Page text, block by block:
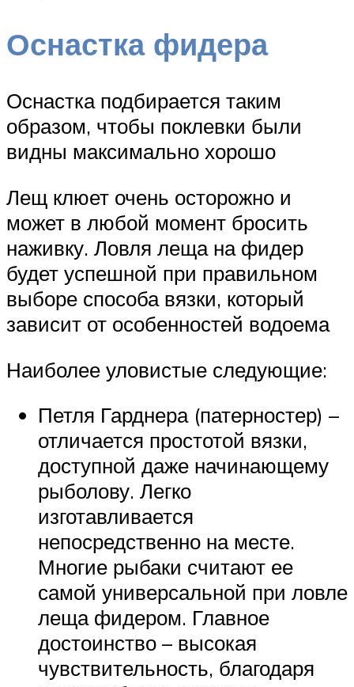
Оснастка фидера
Оснастка подбирается таким
образом, чтобы поклевки были
видны максимально хорошо
Лещ клюет очень осторожно и
может в любой момент бросить
наживку. Ловля леща на фидер
будет успешной при правильном
выборе способа вязки, который
зависит от особенностей водоема
Наиболее уловистые следующие:
Петля Гарднера (патерностер) –
отличается простотой вязки,
доступной даже начинающему
рыболову. Легко
изготавливается
непосредственно на месте.
Многие рыбаки считают ее
самой универсальной при ловле
леща фидером. Главное
достоинство – высокая
чувствительность, благодаря